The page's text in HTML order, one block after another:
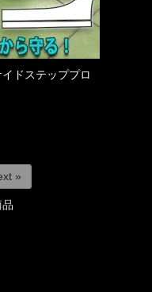
ドステッププロ
»
品